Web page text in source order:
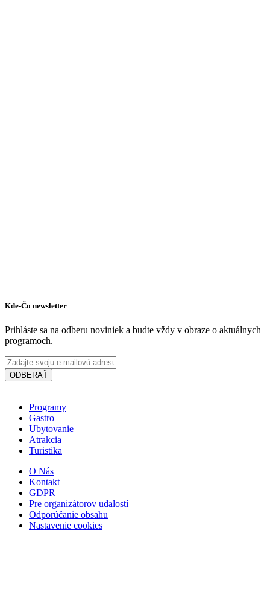
Kde-Čo newsletter
Prihláste sa na odberu noviniek a budte vždy v obraze o aktuálnych
programoch.
ODBERAŤ
Programy
Gastro
Ubytovanie
Atrakcia
Turistika
O Nás
Kontakt
GDPR
Pre organizátorov udalostí
Odporúčanie obsahu
Nastavenie cookies